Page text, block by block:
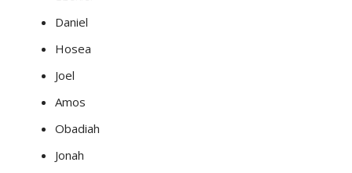
Daniel
Hosea
Joel
Amos
Obadiah
Jonah